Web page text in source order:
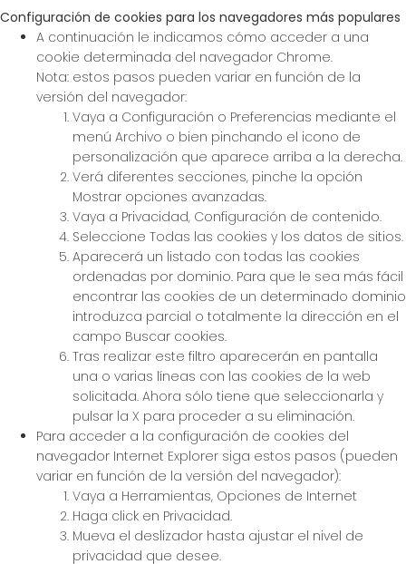
Configuración de cookies para los navegadores más populares
A continuación le indicamos cómo acceder a una
cookie determinada del navegador Chrome.
Nota: estos pasos pueden variar en función de la
versión del navegador:
Vaya a Configuración o Preferencias mediante el
menú Archivo o bien pinchando el icono de
personalización que aparece arriba a la derecha.
Verá diferentes secciones, pinche la opción
Mostrar opciones avanzadas.
Vaya a Privacidad, Configuración de contenido.
Seleccione Todas las cookies y los datos de sitios.
Aparecerá un listado con todas las cookies
ordenadas por dominio. Para que le sea más fácil
encontrar las cookies de un determinado dominio
introduzca parcial o totalmente la dirección en el
campo Buscar cookies.
Tras realizar este filtro aparecerán en pantalla
una o varias líneas con las cookies de la web
solicitada. Ahora sólo tiene que seleccionarla y
pulsar la X para proceder a su eliminación.
Para acceder a la configuración de cookies del
navegador Internet Explorer siga estos pasos (pueden
variar en función de la versión del navegador):
Vaya a Herramientas, Opciones de Internet
Haga click en Privacidad.
Mueva el deslizador hasta ajustar el nivel de
privacidad que desee.